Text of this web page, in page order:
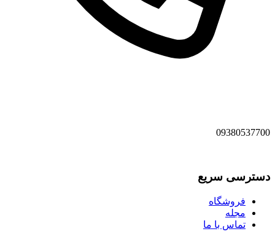
09380537700
دسترسی سریع
فروشگاه
مجله
تماس با ما